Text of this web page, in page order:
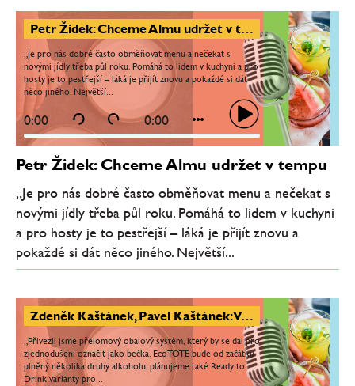
Petr Židek: Chceme Almu udržet v tempu
„Je pro nás dobré často obměňovat menu a nečekat s
novými jídly třeba půl roku. Pomáhá to lidem v kuchyni a pro
hosty je to pestřejší – láká je přijít znovu a pokaždé si dát
něco jiného. Největší...
0:00 0:00
Petr Židek: Chceme Almu udržet v tempu
„Je pro nás dobré často obměňovat menu a nečekat s
novými jídly třeba půl roku. Pomáhá to lidem v kuchyni
a pro hosty je to pestřejší – láká je přijít znovu a
pokaždé si dát něco jiného. Největší...
Zdeněk Kaštánek, Pavel Kaštánek: Ve světě jsme při zavádění ecoTOTE řešili různé kuriozity. V Česku chceme upřednostnit místní výrobce alkoholu
„Přivezli jsme přelomový obalový systém, který by se dal pro
zjednodušení označit jako bečka. EcoTOTE bude od začátku
plněný několika druhy alkoholu, plánujeme také Ready to
Drink varianty pro...